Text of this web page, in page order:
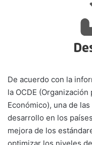
De acuerdo con la
la OCDE
Económico), una de
desarrollo en los
mejora de los